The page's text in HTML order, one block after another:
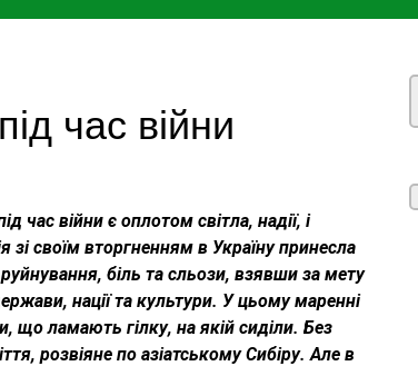
час війни
час війни є оплотом світла, надії, і
зі своїм вторгненням в Україну принесла
біль та сльози, взявши за мету
нації та культури. У цьому маренні
що ламають гілку, на якій сиділи. Без
розвіяне по азіатському Сибіру. Але в